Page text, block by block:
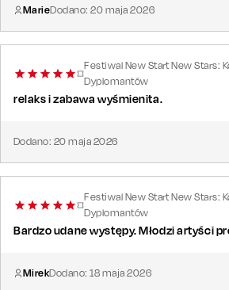
MarieDodano:20 maja 2026
Festiwal New Start New Stars:
Dyplomantów
relaks i zabawa wyśmienita.
Dodano: 20 maja 2026
Festiwal New Start New Stars:
Dyplomantów
Bardzo udane występy. Młodzi artyści
MirekDodano:18 maja 2026